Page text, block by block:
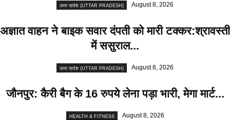
उत्तर प्रदेश (UTTAR PRADESH) August 8, 2026
अज्ञात वाहन ने बाइक सवार दंपती को मारी टक्कर:श्रावस्ती
में ससुराल...
उत्तर प्रदेश (UTTAR PRADESH) August 8, 2026
जौनपुर: कैरी बैग के 16 रुपये लेना पड़ा भारी, मेगा मार्ट...
HEALTH & FITNESS August 8, 2026